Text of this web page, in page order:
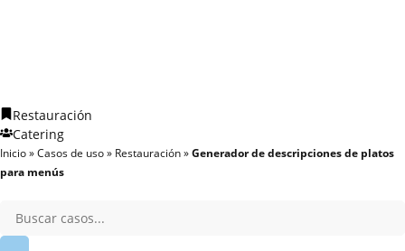
Restauración
Catering
Inicio»Casos de uso» Restauración»Generador de descripciones de platos
para menús